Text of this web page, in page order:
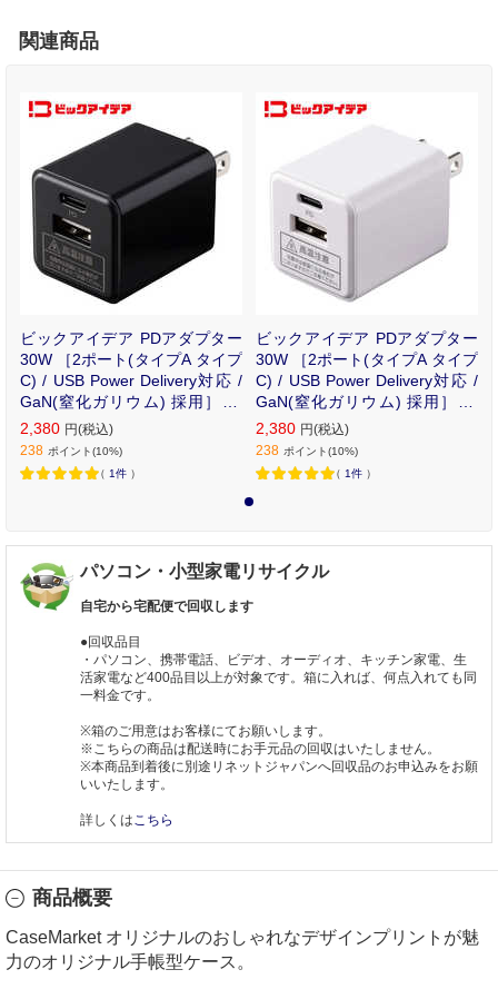
関連商品
ビックアイデア PDアダプター
30W ［2ポート(タイプA タイプ
C) / USB Power Delivery対応 /
GaN(窒化ガリウム) 採用］ ブ
ラック BIT-ACPD302AK
2,380 円(税込)
238 ポイント(10%)
（ 1件 ）
ビックアイデア PDアダプター
30W ［2ポート(タイプA タイプ
C) / USB Power Delivery対応 /
GaN(窒化ガリウム) 採用］ ホ
ワイト BIT-ACPD302AW
2,380 円(税込)
238 ポイント(10%)
（ 1件 ）
パソコン・小型家電リサイクル
自宅から宅配便で回収します
●回収品目
・パソコン、携帯電話、ビデオ、オーディオ、キッチン家電、生
活家電など400品目以上が対象です。箱に入れば、何点入れても同
一料金です。
※箱のご用意はお客様にてお願いします。
※こちらの商品は配送時にお手元品の回収はいたしません。
※本商品到着後に別途リネットジャパンへ回収品のお申込みをお願
いいたします。
詳しくはこちら
商品概要
CaseMarket オリジナルのおしゃれなデザインプリントが魅
力のオリジナル手帳型ケース。